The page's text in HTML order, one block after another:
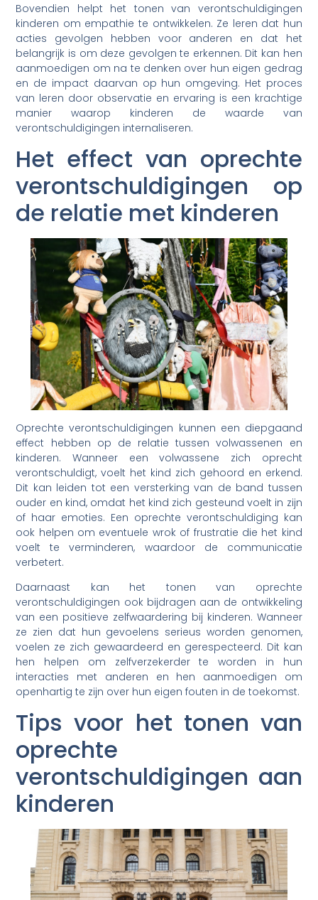
Bovendien helpt het tonen van verontschuldigingen
kinderen om empathie te ontwikkelen. Ze leren dat hun
acties gevolgen hebben voor anderen en dat het
belangrijk is om deze gevolgen te erkennen. Dit kan hen
aanmoedigen om na te denken over hun eigen gedrag
en de impact daarvan op hun omgeving. Het proces
van leren door observatie en ervaring is een krachtige
manier waarop kinderen de waarde van
verontschuldigingen internaliseren.
Het effect van oprechte
verontschuldigingen op
de relatie met kinderen
Oprechte verontschuldigingen kunnen een diepgaand
effect hebben op de relatie tussen volwassenen en
kinderen. Wanneer een volwassene zich oprecht
verontschuldigt, voelt het kind zich gehoord en erkend.
Dit kan leiden tot een versterking van de band tussen
ouder en kind, omdat het kind zich gesteund voelt in zijn
of haar emoties. Een oprechte verontschuldiging kan
ook helpen om eventuele wrok of frustratie die het kind
voelt te verminderen, waardoor de communicatie
verbetert.
Daarnaast kan het tonen van oprechte
verontschuldigingen ook bijdragen aan de ontwikkeling
van een positieve zelfwaardering bij kinderen. Wanneer
ze zien dat hun gevoelens serieus worden genomen,
voelen ze zich gewaardeerd en gerespecteerd. Dit kan
hen helpen om zelfverzekerder te worden in hun
interacties met anderen en hen aanmoedigen om
openhartig te zijn over hun eigen fouten in de toekomst.
Tips voor het tonen van
oprechte
verontschuldigingen aan
kinderen